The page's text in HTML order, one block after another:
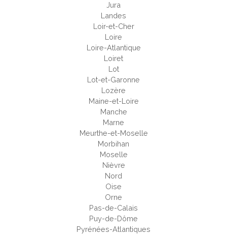
Jura
Landes
Loir-et-Cher
Loire
Loire-Atlantique
Loiret
Lot
Lot-et-Garonne
Lozère
Maine-et-Loire
Manche
Marne
Meurthe-et-Moselle
Morbihan
Moselle
Nièvre
Nord
Oise
Orne
Pas-de-Calais
Puy-de-Dôme
Pyrénées-Atlantiques